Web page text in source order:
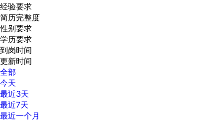
经验要求
简历完整度
性别要求
学历要求
到岗时间
更新时间
全部
今天
最近3天
最近7天
最近一个月